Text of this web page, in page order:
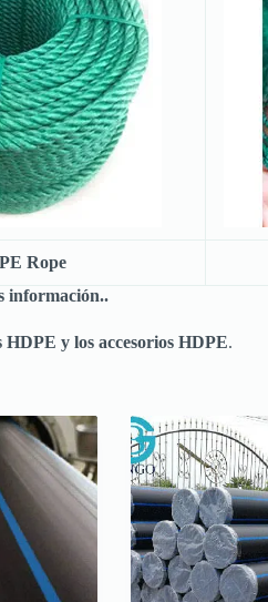
Rope
información..
HDPE y los accesorios HDPE.